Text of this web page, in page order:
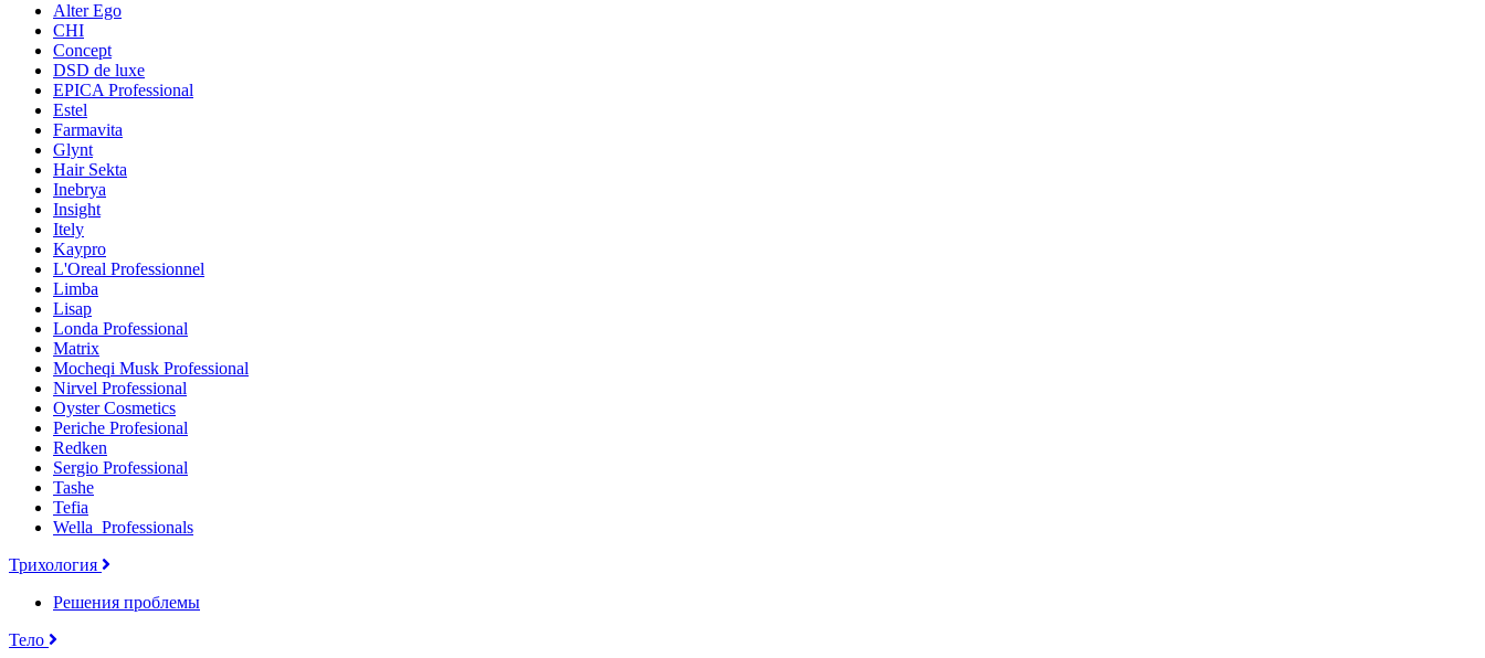
Alter Ego
CHI
Concept
DSD de luxe
EPICA Professional
Estel
Farmavita
Glynt
Hair Sekta
Inebrya
Insight
Itely
Kaypro
L'Oreal Professionnel
Limba
Lisap
Londa Professional
Matrix
Mocheqi Musk Professional
Nirvel Professional
Oyster Cosmetics
Periche Profesional
Redken
Sergio Professional
Tashe
Tefia
Wella_Professionals
Трихология
Решения проблемы
Тело